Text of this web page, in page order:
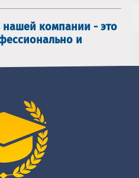
нашей компании - это
и